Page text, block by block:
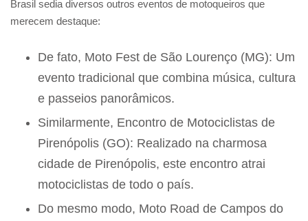
Brasil sedia diversos outros eventos de motoqueiros que
merecem destaque:
De fato, Moto Fest de São Lourenço (MG): Um
evento tradicional que combina música, cultura
e passeios panorâmicos.
Similarmente, Encontro de Motociclistas de
Pirenópolis (GO): Realizado na charmosa
cidade de Pirenópolis, este encontro atrai
motociclistas de todo o país.
Do mesmo modo, Moto Road de Campos do